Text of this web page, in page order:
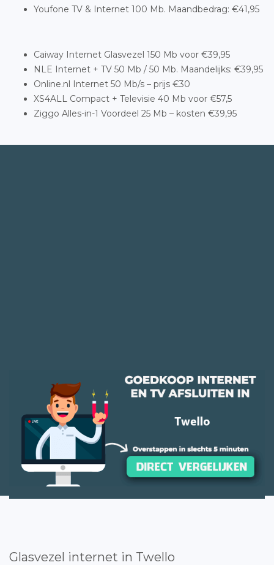
Youfone TV & Internet 100 Mb. Maandbedrag: €41,95
Caiway Internet Glasvezel 150 Mb voor €39,95
NLE Internet + TV 50 Mb / 50 Mb. Maandelijks: €39,95
Online.nl Internet 50 Mb/s – prijs €30
XS4ALL Compact + Televisie 40 Mb voor €57,5
Ziggo Alles-in-1 Voordeel 25 Mb – kosten €39,95
Glasvezel internet in Twello